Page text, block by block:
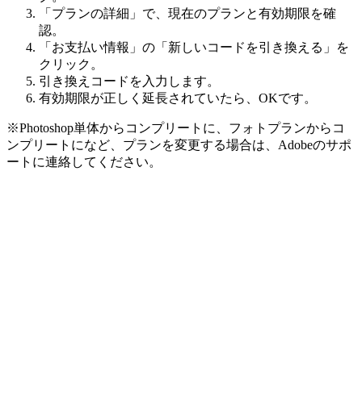
「プランの詳細」で、現在のプランと有効期限を確
認。
「お支払い情報」の「新しいコードを引き換える」を
クリック。
引き換えコードを入力します。
有効期限が正しく延長されていたら、OKです。
※Photoshop単体からコンプリートに、フォトプランからコ
ンプリートになど、プランを変更する場合は、Adobeのサポ
ートに連絡してください。